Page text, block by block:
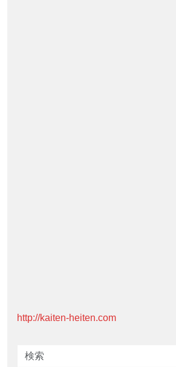
http://kaiten-heiten.com